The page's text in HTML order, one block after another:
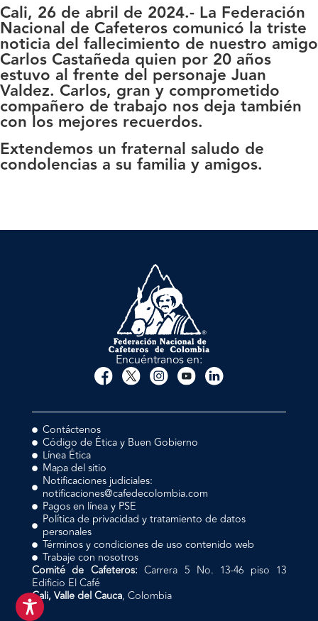
Cali, 26 de abril de 2024.- La Federación
Nacional de Cafeteros comunicó la triste
noticia del fallecimiento de nuestro amigo
Carlos Castañeda quien por 20 años
estuvo al frente del personaje Juan
Valdez. Carlos, gran y comprometido
compañero de trabajo nos deja también
con los mejores recuerdos.
Extendemos un fraternal saludo de
condolencias a su familia y amigos.
Encuéntranos en:
Contáctenos
Código de Ética y Buen Gobierno
Línea Ética
Mapa del sitio
Notificaciones judiciales:
notificaciones@cafedecolombia.com
Pagos en línea y PSE
Política de privacidad y tratamiento de datos
personales
Términos y condiciones de uso contenido web
Trabaje con nosotros
Comité de Cafeteros: Carrera 5 No. 13-46 piso 13
Edificio El Café
Cali, Valle del Cauca, Colombia